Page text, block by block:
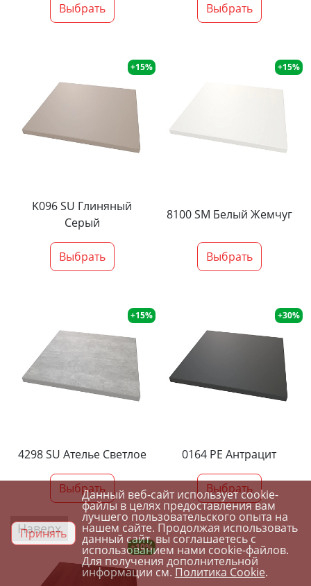
Выбрать Выбрать
+15%
K096 SU Глиняный
Серый
Выбрать
+15%
8100 SM Белый Жемчуг
Выбрать
+15%
4298 SU Ателье Светлое
Выбрать
+30%
0164 PE Антрацит
Выбрать
+10%
Наверх
Принять
Данный веб-сайт использует cookie-
файлы в целях предоставления вам
лучшего пользовательского опыта на
нашем сайте. Продолжая использовать
данный сайт, вы соглашаетесь с
использованием нами cookie-файлов.
Для получения дополнительной
информации см.Политика Cookie.